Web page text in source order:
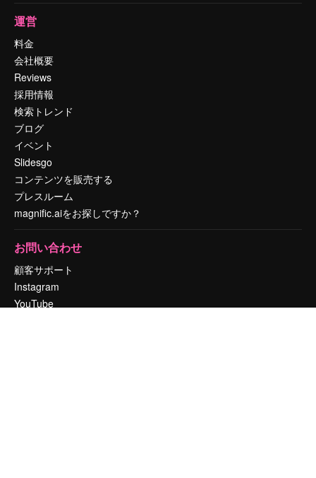
運営
料金
会社概要
Reviews
採用情報
検索トレンド
ブログ
イベント
Slidesgo
コンテンツを販売する
プレスルーム
magnific.aiをお探しですか？
お問い合わせ
顧客サポート
Instagram
YouTube